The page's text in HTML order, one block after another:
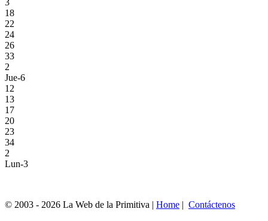
18
22
24
26
33
2
Jue-6
12
13
17
20
23
34
2
Lun-3
© 2003 - 2026 La Web de la Primitiva | Home | Contáctenos